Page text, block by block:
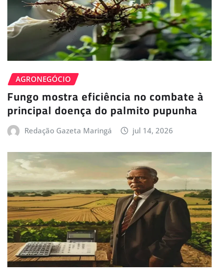
AGRONEGÓCIO
Fungo mostra eficiência no combate à
principal doença do palmito pupunha
Redação Gazeta Maringá jul 14, 2026